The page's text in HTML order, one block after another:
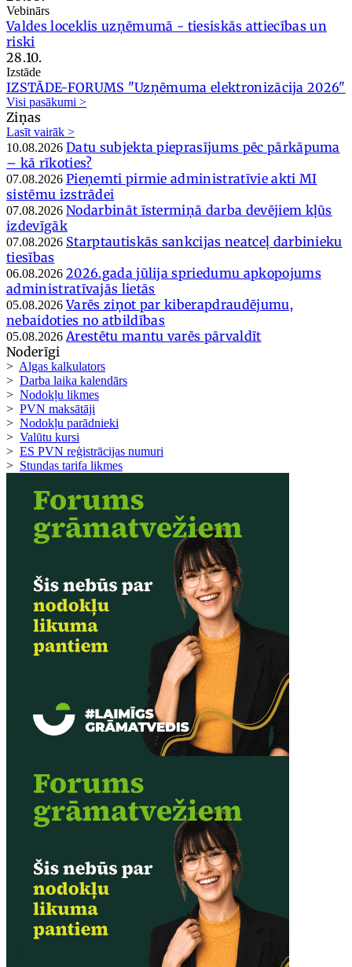
Vebinārs
Valdes loceklis uzņēmumā - tiesiskās attiecības un
riski
28.10.
Izstāde
IZSTĀDE-FORUMS "Uzņēmuma elektronizācija 2026"
Visi pasākumi >
Ziņas
Lasīt vairāk >
10.08.2026 Datu subjekta pieprasījums pēc pārkāpuma
– kā rīkoties?
07.08.2026 Pieņemti pirmie administratīvie akti MI
sistēmu izstrādei
07.08.2026 Nodarbināt īstermiņā darba devējiem kļūs
izdevīgāk
07.08.2026 Starptautiskās sankcijas neatceļ darbinieku
tiesības
06.08.2026 2026.gada jūlija spriedumu apkopojums
administratīvajās lietās
05.08.2026 Varēs ziņot par kiberapdraudējumu,
nebaidoties no atbildības
05.08.2026 Arestētu mantu varēs pārvaldīt
Noderīgi
> Algas kalkulators
> Darba laika kalendārs
> Nodokļu likmes
> PVN maksātāji
> Nodokļu parādnieki
> Valūtu kursi
> ES PVN reģistrācijas numuri
> Stundas tarifa likmes